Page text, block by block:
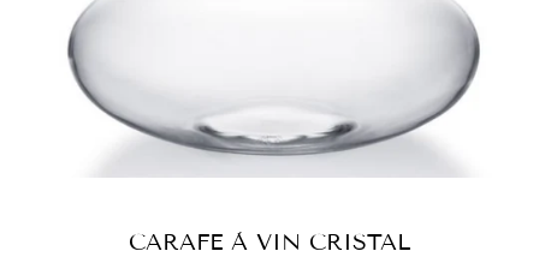
CARAFE À VIN CRISTAL